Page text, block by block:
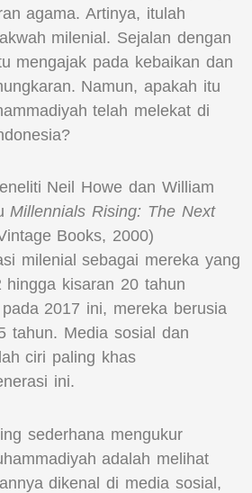
agama. Artinya, itulah
milenial. Sejalan dengan
mengajak pada kebaikan dan
Namun, apakah itu
telah melekat di
Neil Howe dan William
Millennials Rising: The Next
Books, 2000)
milenial sebagai mereka yang
hingga kisaran 20 tahun
2017 ini, mereka berusia
tahun. Media sosial dan
ciri paling khas
ini.
sederhana mengukur
adalah melihat
dikenal di media sosial,